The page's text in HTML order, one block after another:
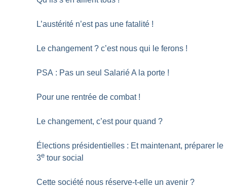
L’austérité n’est pas une fatalité !
Le changement ? c’est nous qui le ferons !
PSA : Pas un seul Salarié A la porte !
Pour une rentrée de combat !
Le changement, c’est pour quand ?
Élections présidentielles : Et maintenant, préparer le
3e tour social
Cette société nous réserve-t-elle un avenir ?